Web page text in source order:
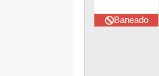
Baneado